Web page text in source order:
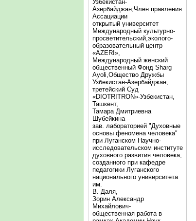
Узбекистан-
Азербайджан;Член правления
Ассациации
открытый университет
Международный культурно-
просветительский,эколого-
образовательный центр
«AZERI»,
Mеждународный женский
общественный Фонд Sharg
Аyoli,Общество Дружбы
Узбекистан-Азербайджан,
третейский Суд
«DIOTRITRON»-Узбекистан,
Ташкент,
Тамара Дмитриевна
Шубейкина –
зав. лабораторией "Духовные
основы феномена человека"
при Луганском Научно-
исследовательском институте
духовного развития человека,
созданного при кафедре
педагогики Луганского
национального университета
им.
В. Даля,
Зорин Александр
Михайлович-
общественная работа в